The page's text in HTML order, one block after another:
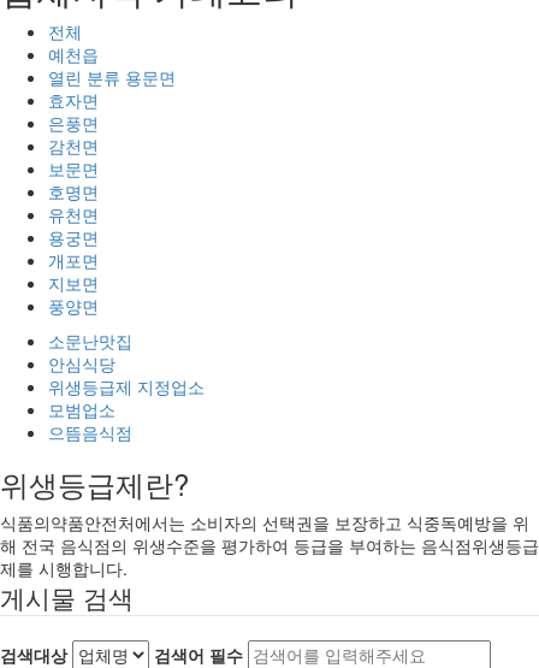
전체
예천읍
열린 분류 용문면
효자면
은풍면
감천면
보문면
호명면
유천면
용궁면
개포면
지보면
풍양면
소문난맛집
안심식당
위생등급제 지정업소
모범업소
으뜸음식점
위생등급제란?
식품의약품안전처에서는 소비자의 선택권을 보장하고 식중독예방을 위
해 전국 음식점의 위생수준을 평가하여 등급을 부여하는 음식점위생등급
제를 시행합니다.
게시물 검색
검색대상 검색어 필수